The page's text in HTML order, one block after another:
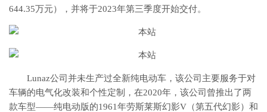
644.35万元），并将于2023年第三季度开始交付。
Lunaz公司并未生产过全新纯电动车，该公司主要服务于对
车辆的电气化改装和个性定制，在2020年，该公司曾推出了两
款车型――纯电动版的1961年劳斯莱斯幻影V（第五代幻影）和